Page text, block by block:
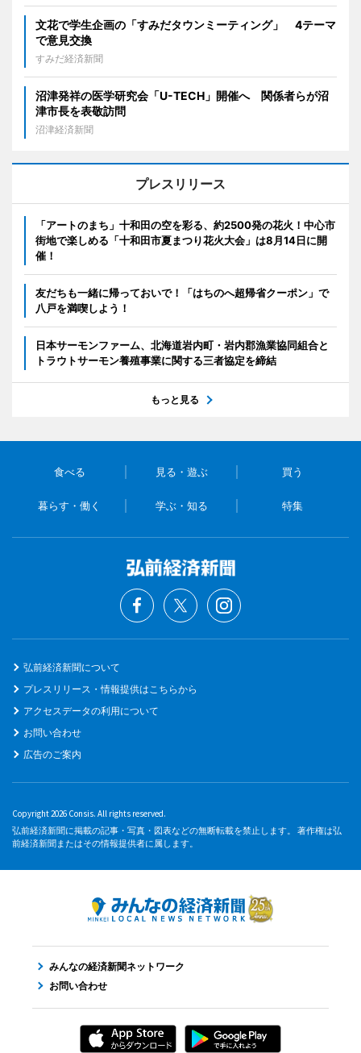
文花で学生企画の「すみだタウンミーティング」 4テーマ
で意見交換
すみだ経済新聞
沼津発祥の医学研究会「U-TECH」開催へ 関係者らが沼
津市長を表敬訪問
沼津経済新聞
プレスリリース
「アートのまち」十和田の空を彩る、約2500発の花火！中心市
街地で楽しめる「十和田市夏まつり花火大会」は8月14日に開
催！
友だちも一緒に帰っておいで！「はちのへ超帰省クーポン」で
八戸を満喫しよう！
日本サーモンファーム、北海道岩内町・岩内郡漁業協同組合と
トラウトサーモン養殖事業に関する三者協定を締結
もっと見る
食べる 見る・遊ぶ 買う
暮らす・働く 学ぶ・知る 特集
弘前経済新聞について
プレスリリース・情報提供はこちらから
アクセスデータの利用について
お問い合わせ
広告のご案内
Copyright 2026 Consis. All rights reserved.
弘前経済新聞に掲載の記事・写真・図表などの無断転載を禁止します。 著作権は弘
前経済新聞またはその情報提供者に属します。
みんなの経済新聞ネットワーク
お問い合わせ